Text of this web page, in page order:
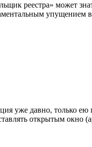
реестра» может
упущением
уже давно, только
открытым